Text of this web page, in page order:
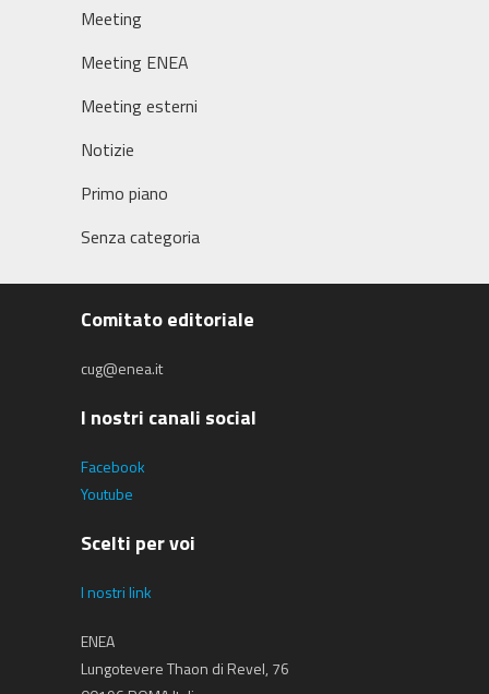
Meeting
Meeting ENEA
Meeting esterni
Notizie
Primo piano
Senza categoria
Comitato editoriale
cug@enea.it
I nostri canali social
Facebook
Youtube
Scelti per voi
I nostri link
ENEA
Lungotevere Thaon di Revel, 76